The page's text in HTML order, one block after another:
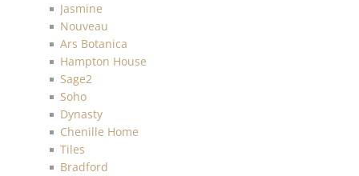
Jasmine
Nouveau
Ars Botanica
Hampton House
Sage2
Soho
Dynasty
Chenille Home
Tiles
Bradford